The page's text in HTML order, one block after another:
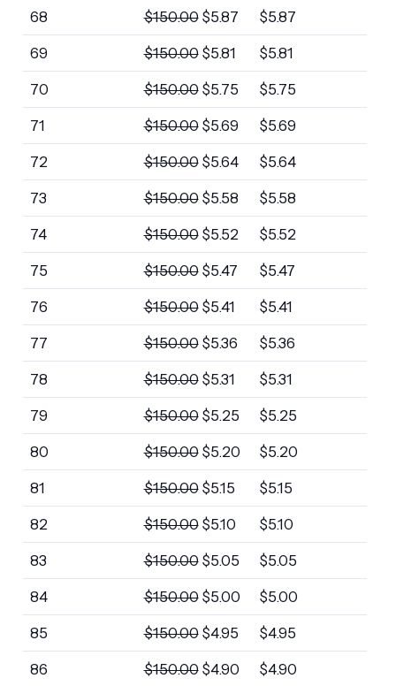
68 $150.00 $5.87 $5.87
69 $150.00 $5.81 $5.81
70 $150.00 $5.75 $5.75
71 $150.00 $5.69 $5.69
72 $150.00 $5.64 $5.64
73 $150.00 $5.58 $5.58
74 $150.00 $5.52 $5.52
75 $150.00 $5.47 $5.47
76 $150.00 $5.41 $5.41
77 $150.00 $5.36 $5.36
78 $150.00 $5.31 $5.31
79 $150.00 $5.25 $5.25
80 $150.00 $5.20 $5.20
81 $150.00 $5.15 $5.15
82 $150.00 $5.10 $5.10
83 $150.00 $5.05 $5.05
84 $150.00 $5.00 $5.00
85 $150.00 $4.95 $4.95
86 $150.00 $4.90 $4.90